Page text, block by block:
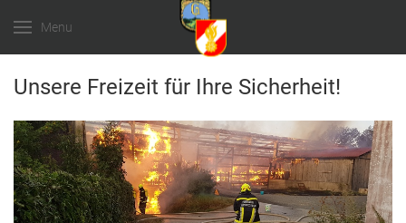
Menu
Unsere Freizeit für Ihre Sicherheit!